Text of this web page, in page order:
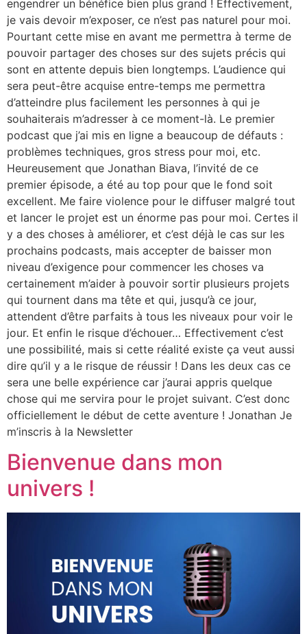
engendrer un bénéfice bien plus grand ! Effectivement,
je vais devoir m’exposer, ce n’est pas naturel pour moi.
Pourtant cette mise en avant me permettra à terme de
pouvoir partager des choses sur des sujets précis qui
sont en attente depuis bien longtemps. L’audience qui
sera peut-être acquise entre-temps me permettra
d’atteindre plus facilement les personnes à qui je
souhaiterais m’adresser à ce moment-là. Le premier
podcast que j’ai mis en ligne a beaucoup de défauts :
problèmes techniques, gros stress pour moi, etc.
Heureusement que Jonathan Biava, l’invité de ce
premier épisode, a été au top pour que le fond soit
excellent. Me faire violence pour le diffuser malgré tout
et lancer le projet est un énorme pas pour moi. Certes il
y a des choses à améliorer, et c’est déjà le cas sur les
prochains podcasts, mais accepter de baisser mon
niveau d’exigence pour commencer les choses va
certainement m’aider à pouvoir sortir plusieurs projets
qui tournent dans ma tête et qui, jusqu’à ce jour,
attendent d’être parfaits à tous les niveaux pour voir le
jour. Et enfin le risque d’échouer… Effectivement c’est
une possibilité, mais si cette réalité existe ça veut aussi
dire qu’il y a le risque de réussir ! Dans les deux cas ce
sera une belle expérience car j’aurai appris quelque
chose qui me servira pour le projet suivant. C’est donc
officiellement le début de cette aventure ! Jonathan Je
m’inscris à la Newsletter
Bienvenue dans mon
univers !